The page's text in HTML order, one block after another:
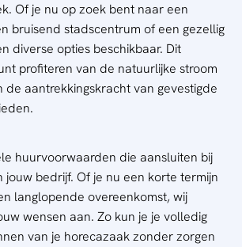
Of je nu op zoek bent naar een
bruisend stadscentrum of een gezellig
diverse opties beschikbaar. Dit
profiteren van de natuurlijke stroom
de aantrekkingskracht van gevestigde
huurvoorwaarden die aansluiten bij
jouw bedrijf. Of je nu een korte termijn
langlopende overeenkomst, wij
wensen aan. Zo kun je je volledig
van je horecazaak zonder zorgen